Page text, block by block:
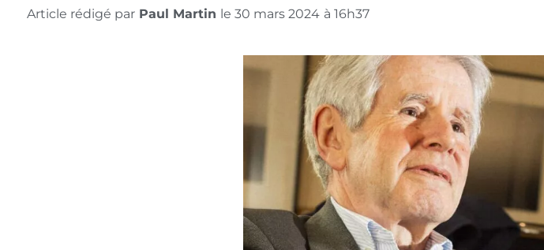
Article rédigé par Paul Martin le 30 mars 2024 à 16h37